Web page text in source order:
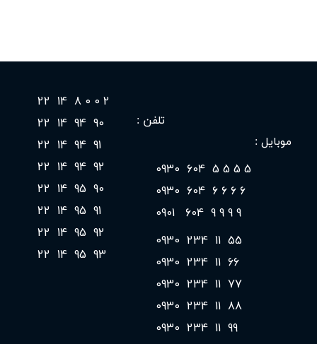
2 0 0 8 14 22
90 94 14 22
91 94 14 22
92 94 14 22
90 95 14 22
91 95 14 22
92 95 14 22
93 95 14 22
​تلفن :
موبایل :
5 5 5 5 604 0930
6 6 6 6 604 0930
9 9 9 9 604 0901
55 11 234 0930
66 11 234 0930
77 11 234 0930
88 11 234 0930
99 11 234 0930